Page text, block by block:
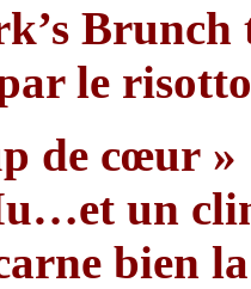
le
de cœur »
un
bien